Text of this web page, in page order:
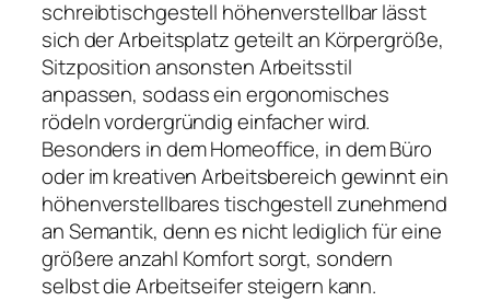
schreibtischgestell höhenverstellbar lässt
sich der Arbeitsplatz geteilt an Körpergröße,
Sitzposition ansonsten Arbeitsstil
anpassen, sodass ein ergonomisches
rödeln vordergründig einfacher wird.
Besonders in dem Homeoffice, in dem Büro
oder im kreativen Arbeitsbereich gewinnt ein
höhenverstellbares tischgestell zunehmend
an Semantik, denn es nicht lediglich für eine
größere anzahl Komfort sorgt, sondern
selbst die Arbeitseifer steigern kann.